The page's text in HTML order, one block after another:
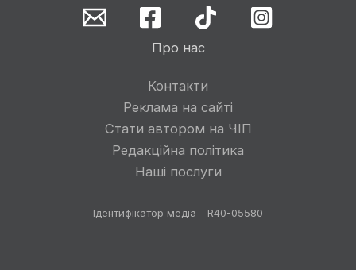
Про нас
Контакти
Реклама на сайті
Стати автором на ЧІП
Редакційна політика
Наші послуги
Ідентифікатор медіа - R40-05580